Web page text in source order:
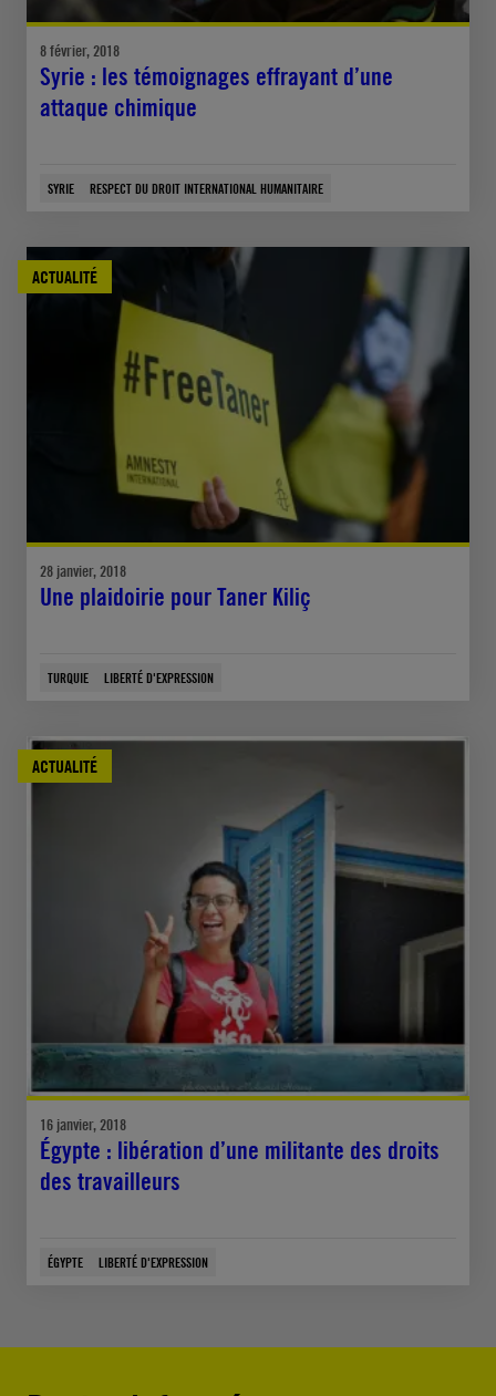
8 février, 2018
Syrie : les témoignages effrayant d’une
attaque chimique
SYRIE RESPECT DU DROIT INTERNATIONAL HUMANITAIRE
ACTUALITÉ
28 janvier, 2018
Une plaidoirie pour Taner Kiliç
TURQUIE LIBERTÉ D'EXPRESSION
ACTUALITÉ
16 janvier, 2018
Égypte : libération d’une militante des droits
des travailleurs
ÉGYPTE LIBERTÉ D'EXPRESSION